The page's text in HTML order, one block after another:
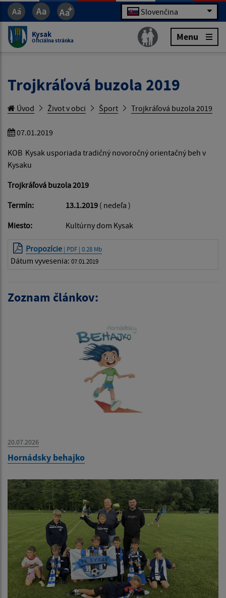
Slovenčina
Kysak
Oficiálna stránka Menu
Trojkráľová buzola 2019
Úvod Život v obci Šport Trojkráľová buzola 2019
07.01.2019
KOB Kysak usporiada tradičný novoročný orientačný beh v
Kysaku
Trojkráľová buzola 2019
Termín: 13.1.2019 ( nedeľa )
Miesto: Kultúrny dom Kysak
Propozície | PDF | 0.28 Mb
Dátum vyvesenia: 07.01.2019
Zoznam článkov:
20.07.2026
Hornádsky behajko